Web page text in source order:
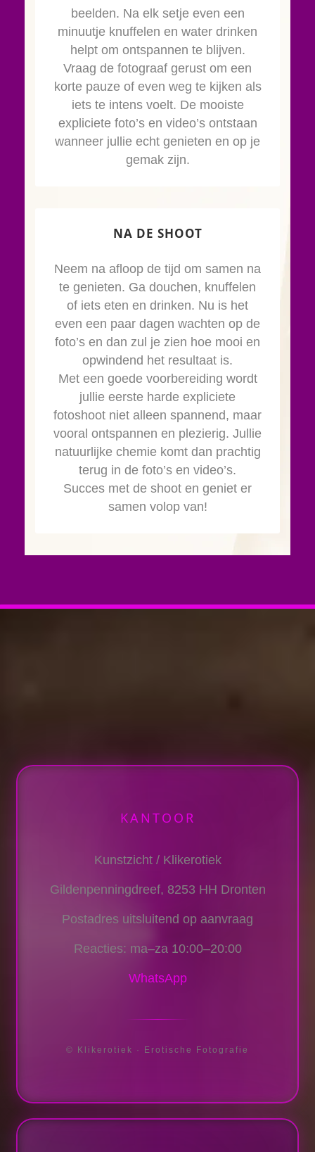
beelden. Na elk setje even een
minuutje knuffelen en water drinken
helpt om ontspannen te blijven.
Vraag de fotograaf gerust om een
korte pauze of even weg te kijken als
iets te intens voelt. De mooiste
expliciete foto’s en video’s ontstaan
wanneer jullie echt genieten en op je
gemak zijn.
NA DE SHOOT
Neem na afloop de tijd om samen na
te genieten. Ga douchen, knuffelen
of iets eten en drinken. Nu is het
even een paar dagen wachten op de
foto’s en dan zul je zien hoe mooi en
opwindend het resultaat is.
Met een goede voorbereiding wordt
jullie eerste harde expliciete
fotoshoot niet alleen spannend, maar
vooral ontspannen en plezierig. Jullie
natuurlijke chemie komt dan prachtig
terug in de foto’s en video’s.
Succes met de shoot en geniet er
samen volop van!
KANTOOR
Kunstzicht / Klikerotiek
Gildenpenningdreef, 8253 HH Dronten
Postadres uitsluitend op aanvraag
Reacties: ma–za 10:00–20:00
WhatsApp
© Klikerotiek · Erotische Fotografie